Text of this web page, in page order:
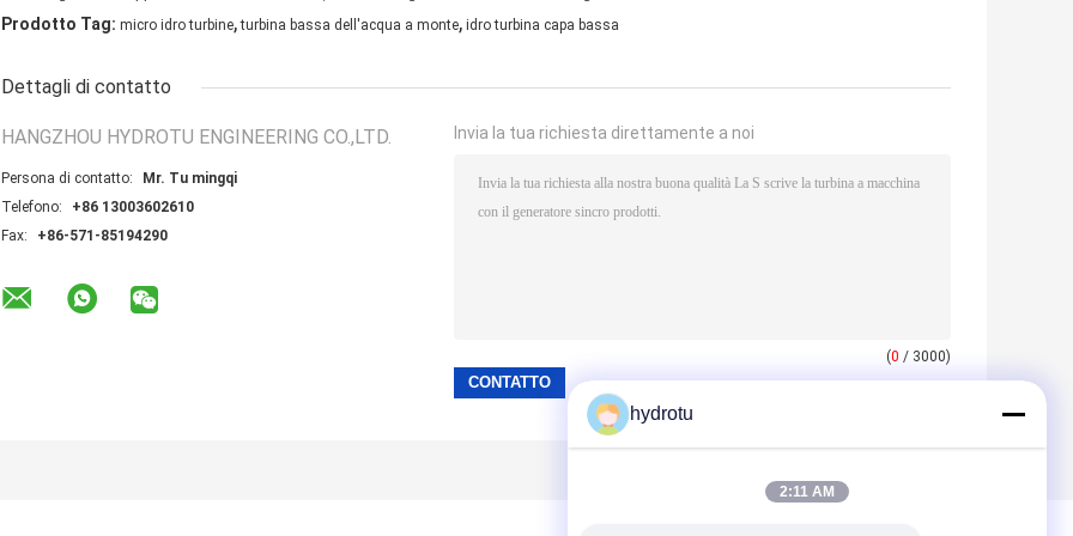
Prodotto Tag: micro idro turbine, turbina bassa dell'acqua a monte, idro turbina capa bassa
Dettagli di contatto
HANGZHOU HYDROTU ENGINEERING CO.,LTD.
Persona di contatto:
Mr. Tu mingqi
Telefono:
+86 13003602610
Fax:
+86-571-85194290
Invia la tua richiesta direttamente a noi
(0 / 3000)
hydrotu
2:11 AM